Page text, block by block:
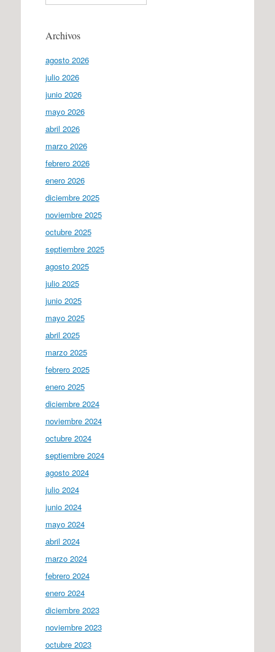
Archivos
agosto 2026
julio 2026
junio 2026
mayo 2026
abril 2026
marzo 2026
febrero 2026
enero 2026
diciembre 2025
noviembre 2025
octubre 2025
septiembre 2025
agosto 2025
julio 2025
junio 2025
mayo 2025
abril 2025
marzo 2025
febrero 2025
enero 2025
diciembre 2024
noviembre 2024
octubre 2024
septiembre 2024
agosto 2024
julio 2024
junio 2024
mayo 2024
abril 2024
marzo 2024
febrero 2024
enero 2024
diciembre 2023
noviembre 2023
octubre 2023